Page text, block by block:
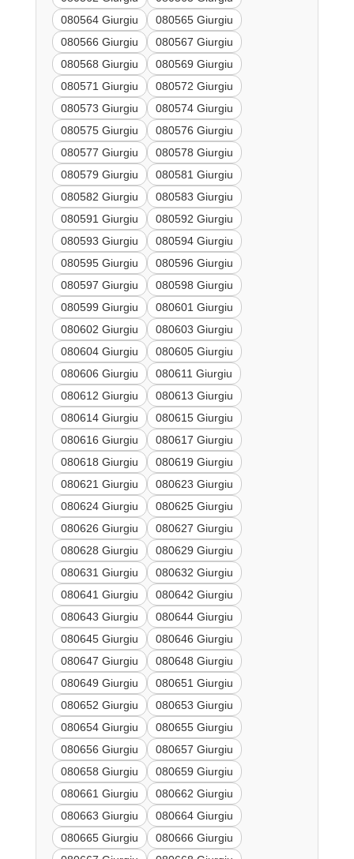
080564 Giurgiu
080565 Giurgiu
080566 Giurgiu
080567 Giurgiu
080568 Giurgiu
080569 Giurgiu
080571 Giurgiu
080572 Giurgiu
080573 Giurgiu
080574 Giurgiu
080575 Giurgiu
080576 Giurgiu
080577 Giurgiu
080578 Giurgiu
080579 Giurgiu
080581 Giurgiu
080582 Giurgiu
080583 Giurgiu
080591 Giurgiu
080592 Giurgiu
080593 Giurgiu
080594 Giurgiu
080595 Giurgiu
080596 Giurgiu
080597 Giurgiu
080598 Giurgiu
080599 Giurgiu
080601 Giurgiu
080602 Giurgiu
080603 Giurgiu
080604 Giurgiu
080605 Giurgiu
080606 Giurgiu
080611 Giurgiu
080612 Giurgiu
080613 Giurgiu
080614 Giurgiu
080615 Giurgiu
080616 Giurgiu
080617 Giurgiu
080618 Giurgiu
080619 Giurgiu
080621 Giurgiu
080623 Giurgiu
080624 Giurgiu
080625 Giurgiu
080626 Giurgiu
080627 Giurgiu
080628 Giurgiu
080629 Giurgiu
080631 Giurgiu
080632 Giurgiu
080641 Giurgiu
080642 Giurgiu
080643 Giurgiu
080644 Giurgiu
080645 Giurgiu
080646 Giurgiu
080647 Giurgiu
080648 Giurgiu
080649 Giurgiu
080651 Giurgiu
080652 Giurgiu
080653 Giurgiu
080654 Giurgiu
080655 Giurgiu
080656 Giurgiu
080657 Giurgiu
080658 Giurgiu
080659 Giurgiu
080661 Giurgiu
080662 Giurgiu
080663 Giurgiu
080664 Giurgiu
080665 Giurgiu
080666 Giurgiu